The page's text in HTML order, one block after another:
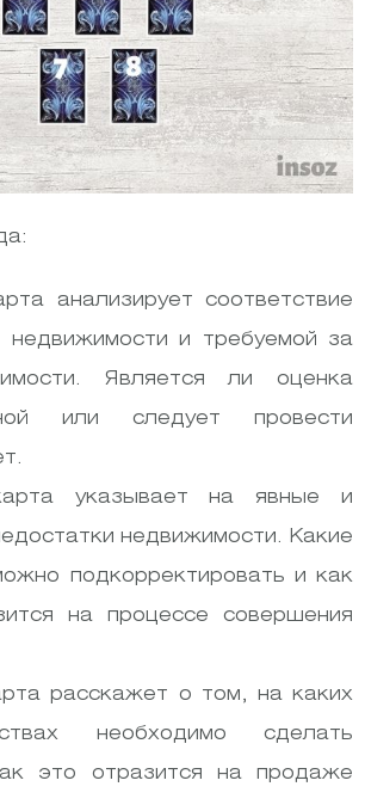
анализирует соответствие
недвижимости и требуемой за
Является ли оценка
или следует провести
указывает на явные и
недвижимости. Какие
подкорректировать и как
на процессе совершения
расскажет о том, на каких
необходимо сделать
это отразится на продаже